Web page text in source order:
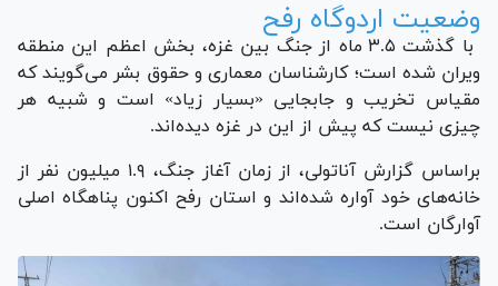
وضعیت اردوگاه رفح
با گذشت ۳.۵ ماه از جنگ بین غزه، بخش اعظم این منطقه
ویران شده است؛ کارشناسان معماری و حقوق بشر می‌گویند که
مقیاس تخریب و جابجایی «بسیار زیاد» است و شبیه هر
چیزی نیست که پیش از این در غزه دیده‌اند.
براساس گزارش آناتولی، از زمان آغاز جنگ، ۱.۹ میلیون نفر از
خانه‌های خود آواره شده‌اند و استان رفح اکنون پناهگاه اصلی
آوارگان است.